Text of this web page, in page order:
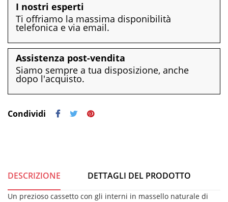
I nostri esperti
Ti offriamo la massima disponibilità
telefonica e via email.
Assistenza post-vendita
Siamo sempre a tua disposizione, anche
dopo l'acquisto.
Condividi
DESCRIZIONE DETTAGLI DEL PRODOTTO
Un prezioso cassetto con gli interni in massello naturale di